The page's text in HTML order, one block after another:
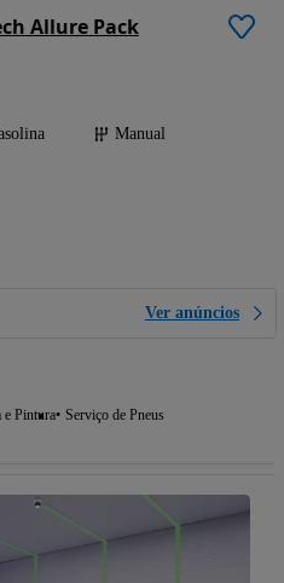
Allure Pack
Manual
Ver anúncios
e Pintura Serviço de Pneus